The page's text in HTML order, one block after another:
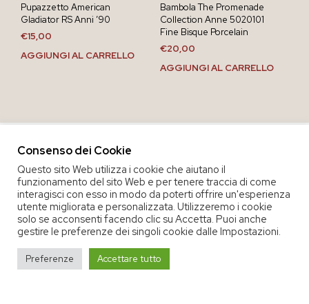
Pupazzetto American
Gladiator RS Anni ’90
€15,00
AGGIUNGI AL CARRELLO
Bambola The Promenade
Collection Anne 5020101
Fine Bisque Porcelain
€20,00
AGGIUNGI AL CARRELLO
COPYRIGHT 2020 COOP. SOC. OFFICINA 68 |
TERMINI E CONDIZIONI DEL SERVIZIO|
Consenso dei Cookie
Questo sito Web utilizza i cookie che aiutano il
funzionamento del sito Web e per tenere traccia di come
interagisci con esso in modo da poterti offrire un'esperienza
utente migliorata e personalizzata. Utilizzeremo i cookie
solo se acconsenti facendo clic su Accetta. Puoi anche
gestire le preferenze dei singoli cookie dalle Impostazioni.
Preferenze Accettare tutto